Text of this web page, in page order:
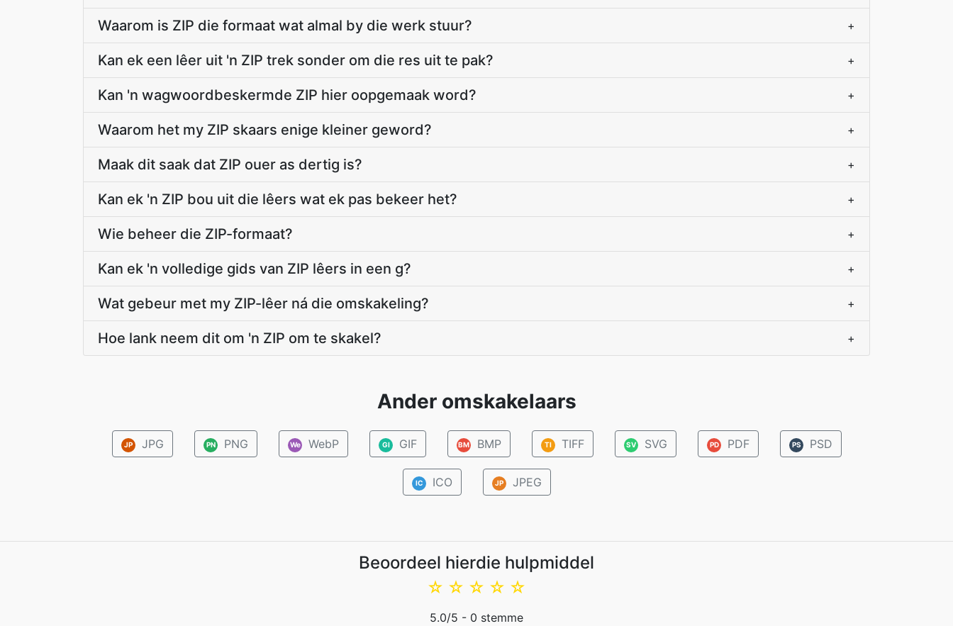
Waarom is ZIP die formaat wat almal by die werk stuur? +
Kan ek een lêer uit 'n ZIP trek sonder om die res uit te pak? +
Kan 'n wagwoordbeskermde ZIP hier oopgemaak word? +
Waarom het my ZIP skaars enige kleiner geword? +
Maak dit saak dat ZIP ouer as dertig is? +
Kan ek 'n ZIP bou uit die lêers wat ek pas bekeer het? +
Wie beheer die ZIP-formaat? +
Kan ek 'n volledige gids van ZIP lêers in een g? +
Wat gebeur met my ZIP-lêer ná die omskakeling? +
Hoe lank neem dit om 'n ZIP om te skakel? +
Ander omskakelaars
JP JPG PN PNG We WebP GI GIF BM BMP TI TIFF SV SVG PD PDF PS PSD
IC ICO JP JPEG
Beoordeel hierdie hulpmiddel
☆
☆
☆
☆
☆
5.0/5 - 0 stemme